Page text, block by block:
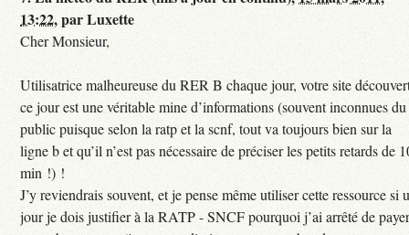
13:22,parLuxette
Cher Monsieur,
Utilisatrice malheureuse du RER B chaque jour, votre site
ce jour est une véritable mine d’informations (souvent inconnues du
public puisque selon la ratp et la scnf, tout va toujours bien sur la
ligne b et qu’il n’est pas nécessaire de préciser les petits retards de
min !) !
J’y reviendrais souvent, et je pense même utiliser cette ressource si
jour je dois justifier à la RATP - SNCF pourquoi j’ai arrêté de